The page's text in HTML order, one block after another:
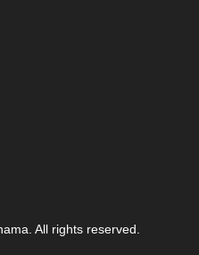
All rights reserved.